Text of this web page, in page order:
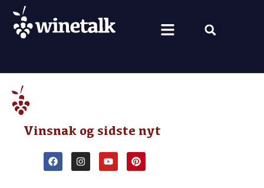
Vinsnak og sidste nyt